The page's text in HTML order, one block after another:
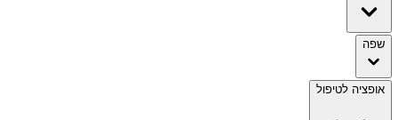
שפה
אופציה לטיפול